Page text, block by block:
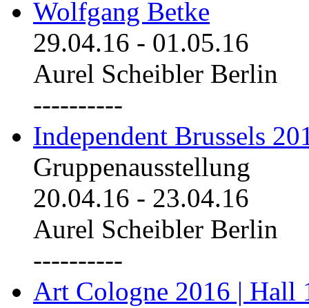
Wolfgang Betke
29.04.16 - 01.05.16
Aurel Scheibler Berlin
----------
Independent Brussels
Gruppenausstellung
20.04.16 - 23.04.16
Aurel Scheibler Berlin
----------
Art Cologne 2016 | Hall